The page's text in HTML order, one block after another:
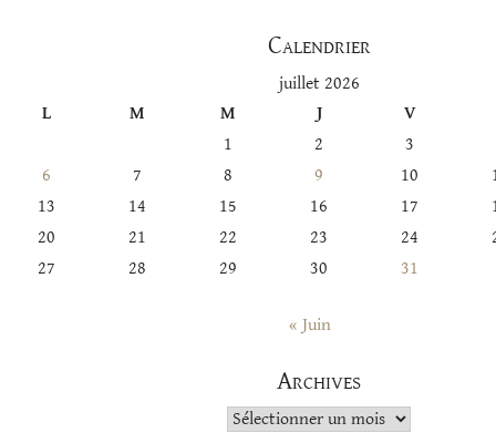
Calendrier
juillet 2026
L
M M J
V
1
2
3
6
7 8 9 10
13
14 15 16 17
20
21 22 23 24
27
28 29 30 31
« Juin
Archives
Archives